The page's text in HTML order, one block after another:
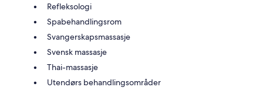
Refleksologi
Spabehandlingsrom
Svangerskapsmassasje
Svensk massasje
Thai-massasje
Utendørs behandlingsområder